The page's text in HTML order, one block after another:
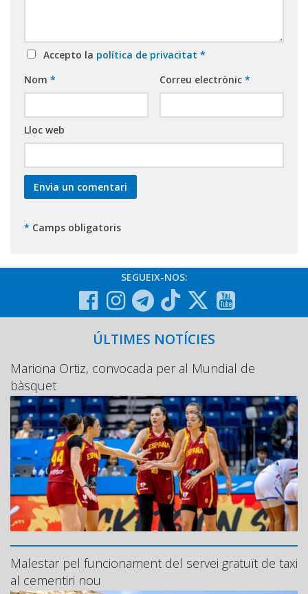
Accepto la política de privacitat *
Nom * Correu electrònic *
Lloc web
* Camps obligatoris
SEGUEIX-NOS:
ÚLTIMES NOTÍCIES
Mariona Ortiz, convocada per al Mundial de
bàsquet
Malestar pel funcionament del servei gratuït de taxi
al cementiri nou